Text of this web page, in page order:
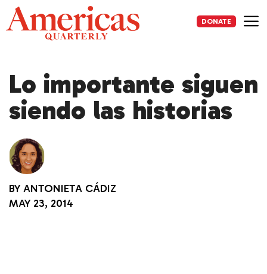
Skip
to
content
DONATE
Lo importante siguen
siendo las historias
BY ANTONIETA CÁDIZ
MAY 23, 2014